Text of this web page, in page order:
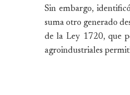
Sin embargo,
suma otro generado
de la Ley 1720, que
agroindustriales